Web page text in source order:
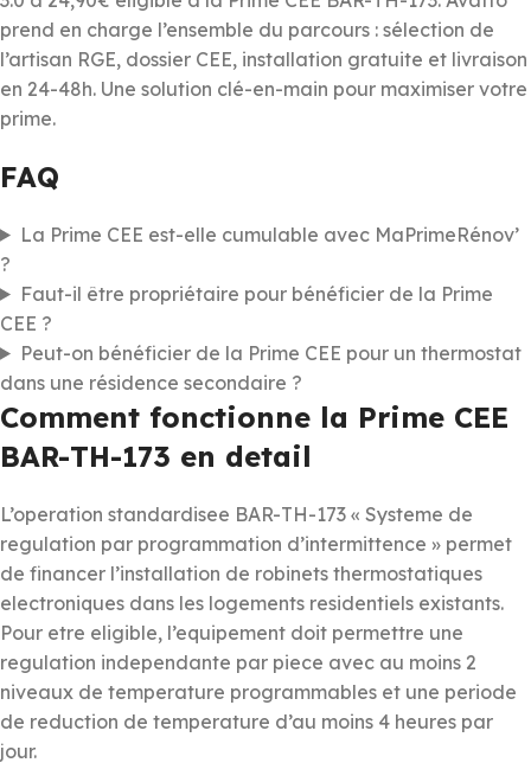
prend en charge l’ensemble du parcours : sélection de
l’artisan RGE, dossier CEE, installation gratuite et livraison
en 24-48h. Une solution clé-en-main pour maximiser votre
prime.
FAQ
La Prime CEE est-elle cumulable avec MaPrimeRénov’
?
Faut-il être propriétaire pour bénéficier de la Prime
CEE ?
Peut-on bénéficier de la Prime CEE pour un thermostat
dans une résidence secondaire ?
Comment fonctionne la Prime CEE
BAR-TH-173 en detail
L’operation standardisee BAR-TH-173 « Systeme de
regulation par programmation d’intermittence » permet
de financer l’installation de robinets thermostatiques
electroniques dans les logements residentiels existants.
Pour etre eligible, l’equipement doit permettre une
regulation independante par piece avec au moins 2
niveaux de temperature programmables et une periode
de reduction de temperature d’au moins 4 heures par
jour.